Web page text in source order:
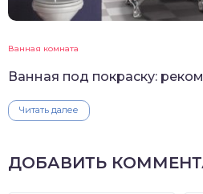
Ванная комната
Ванная под покраску:
Читать далее
ДОБАВИТЬ